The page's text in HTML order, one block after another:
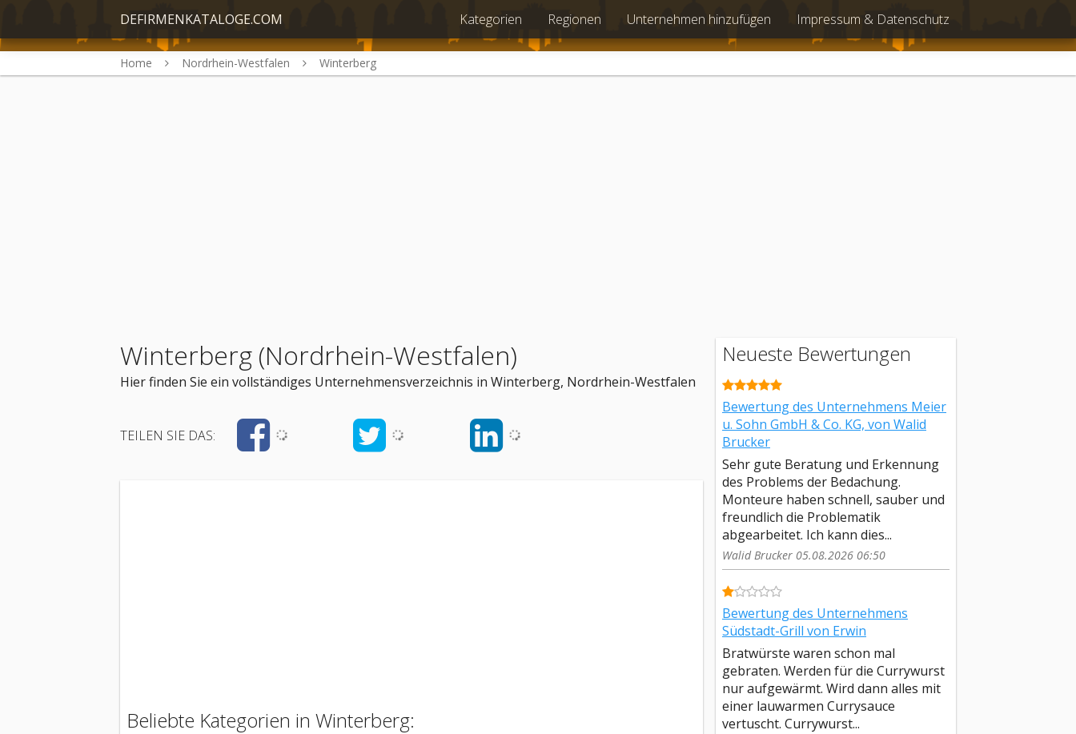
DEFIRMENKATALOGE.COM Kategorien Regionen Unternehmen hinzufügen Impressum & Datenschutz
Home Nordrhein-Westfalen Winterberg
Winterberg (Nordrhein-Westfalen)
Hier finden Sie ein vollständiges Unternehmensverzeichnis in Winterberg, Nordrhein-Westfalen
TEILEN SIE DAS:
Beliebte Kategorien in Winterberg:
Neueste Bewertungen
Bewertung des Unternehmens Meier
u. Sohn GmbH & Co. KG, von Walid
Brucker
Sehr gute Beratung und Erkennung
des Problems der Bedachung.
Monteure haben schnell, sauber und
freundlich die Problematik
abgearbeitet. Ich kann dies...
Walid Brucker 05.08.2026 06:50
Bewertung des Unternehmens
Südstadt-Grill von Erwin
Bratwürste waren schon mal
gebraten. Werden für die Currywurst
nur aufgewärmt. Wird dann alles mit
einer lauwarmen Currysauce
vertuscht. Currywurst...